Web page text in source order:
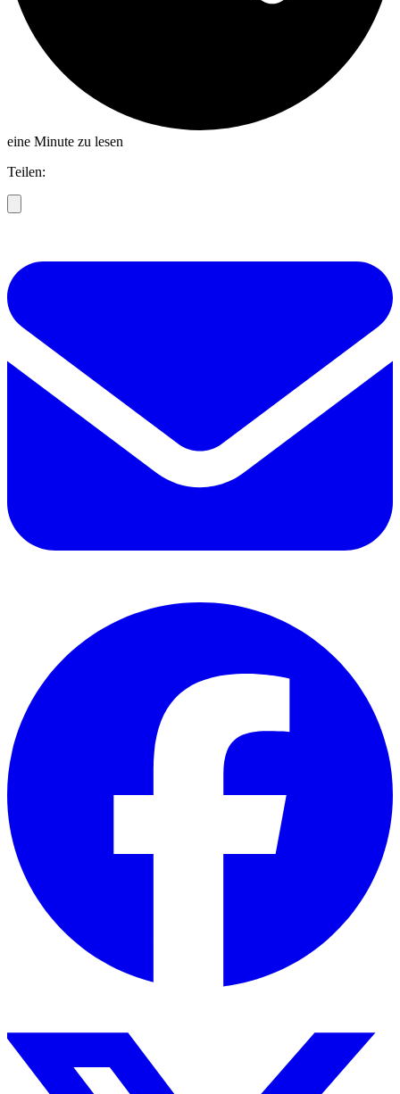
eine Minute zu lesen
Teilen: